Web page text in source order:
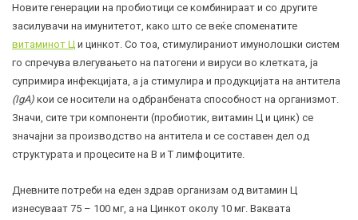
Новите генерации на пробиотици се комбинираат и со другите
засилувачи на имунитетот, како што се веќе споменатите
витаминот Ц и цинкот. Со тоа, стимулираниот имунолошки систем
го спречува влегувањето на патогени и вируси во клетката, ја
супримира инфекцијата, а ја стимулира и продукцијата на антитела
(IgA) кои се носители на одбранбената способност на организмот.
Значи, сите три компоненти (пробиотик , витамин Ц и цинк) се
значајни за производство на антитела и се составен дел од
структурата и процесите на B и Т лимфоцитите.
Дневните потреби на еден здрав организам од витамин Ц
изнесуваат 75 – 100 мг, а на Цинкот околу 10 мг. Ваквата